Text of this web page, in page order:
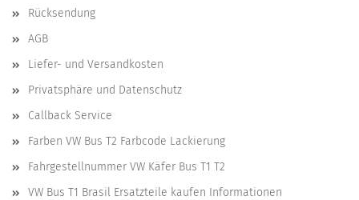
Rücksendung
AGB
Liefer- und Versandkosten
Privatsphäre und Datenschutz
Callback Service
Farben VW Bus T2 Farbcode Lackierung
Fahrgestellnummer VW Käfer Bus T1 T2
VW Bus T1 Brasil Ersatzteile kaufen Informationen